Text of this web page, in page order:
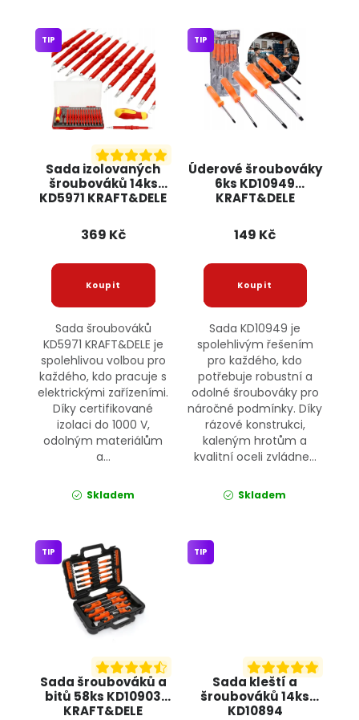
Sada izolovaných
šroubováků 14ks
KD5971 KRAFT&DELE
TIP
369 Kč
Sada šroubováků
KD5971 KRAFT&DELE je
spolehlivou volbou pro
každého, kdo pracuje s
elektrickými zařízeními.
Díky certifikované
izolaci do 1000 V,
odolným materiálům
a...
Skladem
Úderové šroubováky
6ks KD10949
KRAFT&DELE
TIP
149 Kč
Sada KD10949 je
spolehlivým řešením
pro každého, kdo
potřebuje robustní a
odolné šroubováky pro
náročné podmínky. Díky
rázové konstrukci,
kaleným hrotům a
kvalitní oceli zvládne...
Skladem
Sada šroubováků a
bitů 58ks KD10903
KRAFT&DELE
TIP
Sada kleští a
šroubováků 14ks
KD10894
TIP